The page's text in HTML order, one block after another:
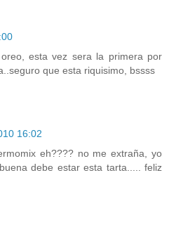
esta vez sera la primera por
que esta riquisimo, bssss
16:02
eh???? no me extraña, yo
debe estar esta tarta..... feliz